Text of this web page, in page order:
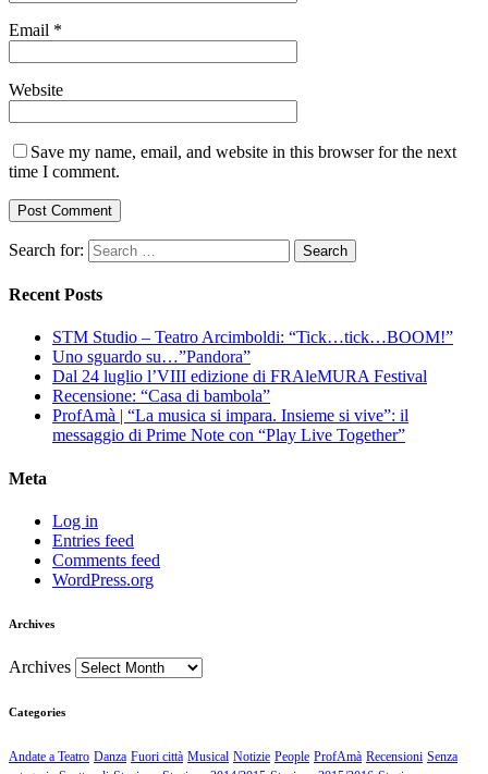
Email *
Website
Save my name, email, and website in this browser for the next
time I comment.
Search for:
Recent Posts
STM Studio – Teatro Arcimboldi: “Tick…tick…BOOM!”
Uno sguardo su…”Pandora”
Dal 24 luglio l’VIII edizione di FRAleMURA Festival
Recensione: “Casa di bambola”
ProfAmà | “La musica si impara. Insieme si vive”: il
messaggio di Prime Note con “Play Live Together”
Meta
Log in
Entries feed
Comments feed
WordPress.org
Archives
Archives
Categories
Andate a Teatro Danza Fuori città Musical Notizie People ProfAmà Recensioni Senza